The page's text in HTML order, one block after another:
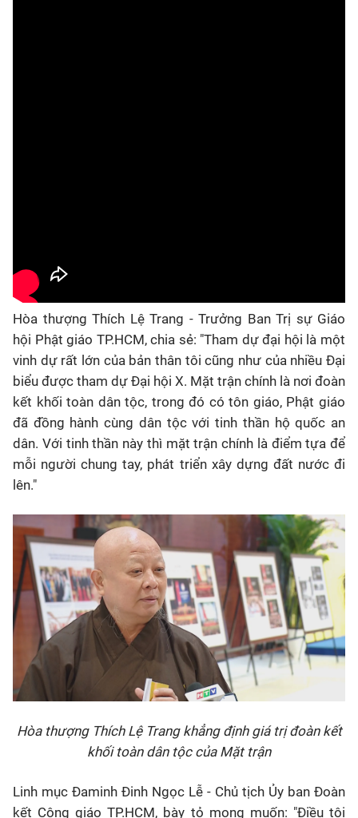
Hòa thượng Thích Lệ Trang - Trưởng Ban Trị sự Giáo
hội Phật giáo TP.HCM, chia sẻ: "Tham dự đại hội là một
vinh dự rất lớn của bản thân tôi cũng như của nhiều Đại
biểu được tham dự Đại hội X. Mặt trận chính là nơi đoàn
kết khối toàn dân tộc, trong đó có tôn giáo, Phật giáo
đã đồng hành cùng dân tộc với tinh thần hộ quốc an
dân. Với tinh thần này thì mặt trận chính là điểm tựa để
mỗi người chung tay, phát triển xây dựng đất nước đi
lên."
Hòa thượng Thích Lệ Trang khẳng định giá trị đoàn kết
khối toàn dân tộc của Mặt trận
Linh mục Đaminh Đinh Ngọc Lễ - Chủ tịch Ủy ban Đoàn
kết Công giáo TP.HCM, bày tỏ mong muốn: "Điều tôi